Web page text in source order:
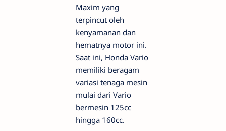
Maxim yang
terpincut oleh
kenyamanan dan
hematnya motor ini.
Saat ini, Honda Vario
memiliki beragam
variasi tenaga mesin
mulai dari Vario
bermesin 125cc
hingga 160cc.